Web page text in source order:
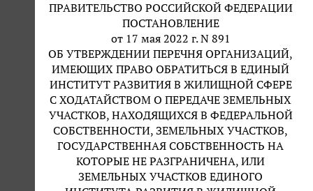
ПРАВИТЕЛЬСТВО РОССИЙСКОЙ ФЕДЕРАЦИИ
ПОСТАНОВЛЕНИЕ
от 17 мая 2022 г. N 891
ОБ УТВЕРЖДЕНИИ ПЕРЕЧНЯ ОРГАНИЗАЦИЙ,
ИМЕЮЩИХ ПРАВО ОБРАТИТЬСЯ В ЕДИНЫЙ
ИНСТИТУТ РАЗВИТИЯ В ЖИЛИЩНОЙ СФЕРЕ
С ХОДАТАЙСТВОМ О ПЕРЕДАЧЕ ЗЕМЕЛЬНЫХ
УЧАСТКОВ, НАХОДЯЩИХСЯ В ФЕДЕРАЛЬНОЙ
СОБСТВЕННОСТИ, ЗЕМЕЛЬНЫХ УЧАСТКОВ,
ГОСУДАРСТВЕННАЯ СОБСТВЕННОСТЬ НА
КОТОРЫЕ НЕ РАЗГРАНИЧЕНА, ИЛИ
ЗЕМЕЛЬНЫХ УЧАСТКОВ ЕДИНОГО